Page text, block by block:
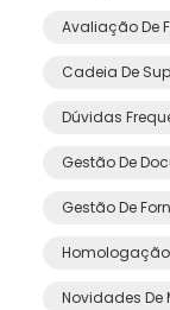
Avaliação De
Cadeia De
Dúvidas
Gestão De
Gestão De
Homologação
Novidades De